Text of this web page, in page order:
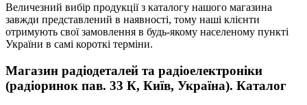
Величезний вибір продукції з каталогу нашого магазина
завжди представлений в наявності, тому наші клієнти
отримують свої замовлення в будь-якому населеному пункті
України в самі короткі терміни.
Магазин радіодеталей та радіоелектроніки
(радіоринок пав. 33 К, Київ, Україна). Каталог